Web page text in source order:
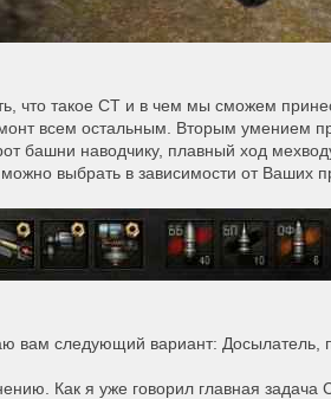
что такое СТ и в чем мы сможем
всем остальным. Вторым умением
башни наводчику, плавный ход
выбрать в зависимости от Ваших
вам следующий вариант: Досылатель,
Как я уже говорил главная задача